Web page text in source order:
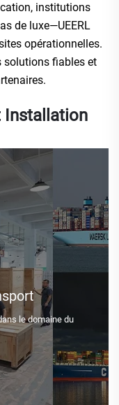
institutions
de luxe—UEERL
opérationnelles.
solutions fiables et
Installation
le domaine du